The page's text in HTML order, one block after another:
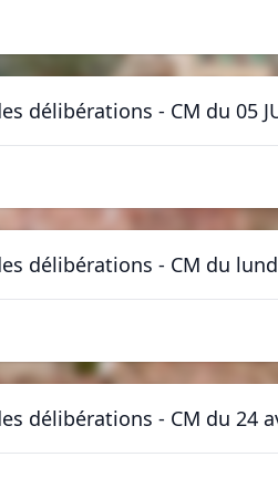
délibérations - CM du 05
délibérations - CM du
délibérations - CM du 24